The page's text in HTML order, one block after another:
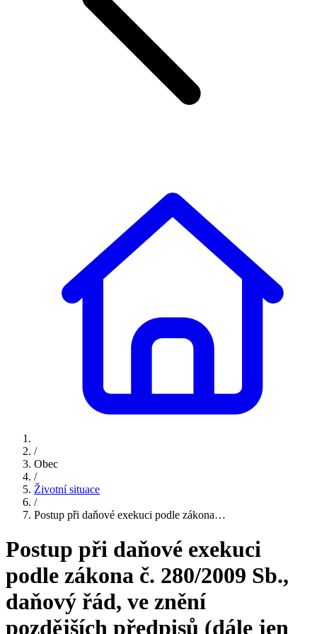
/
Obec
/
Životní situace
/
Postup při daňové exekuci podle zákona…
Postup při daňové exekuci
podle zákona č. 280/2009 Sb.,
daňový řád, ve znění
pozdějších předpisů (dále jen